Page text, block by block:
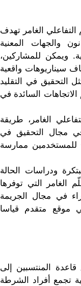
التفاعلي الغامر تهدف
والجهات المعنية
ويمكن للمشاركين،
سيناريوهات واقعية
في التقليد
الاتجاهات السائدة في
الغامر، طريقة
في مجال التحقيق في
للمستخدمين ممارسة
ودراسات الحالة
الغامر التي توفرها
في مجال الجريمة
موقع متقدم قياسا
المنتسبين إلى
تجمع أفراد الشرطة